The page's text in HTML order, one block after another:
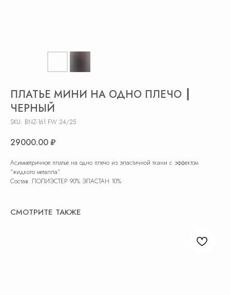
ПЛАТЬЕ МИНИ НА ОДНО ПЛЕЧО ┃
ЧЕРНЫЙ
SKU: BNZ-161 FW 24/25
29000.00₽
Асимметричное платье на одно плечо из эластичной ткани с эффектом
"жидкого металла".
Состав: ПОЛИЭСТЕР 90% ЭЛАСТАН 10%
СМОТРИТЕ ТАКЖЕ